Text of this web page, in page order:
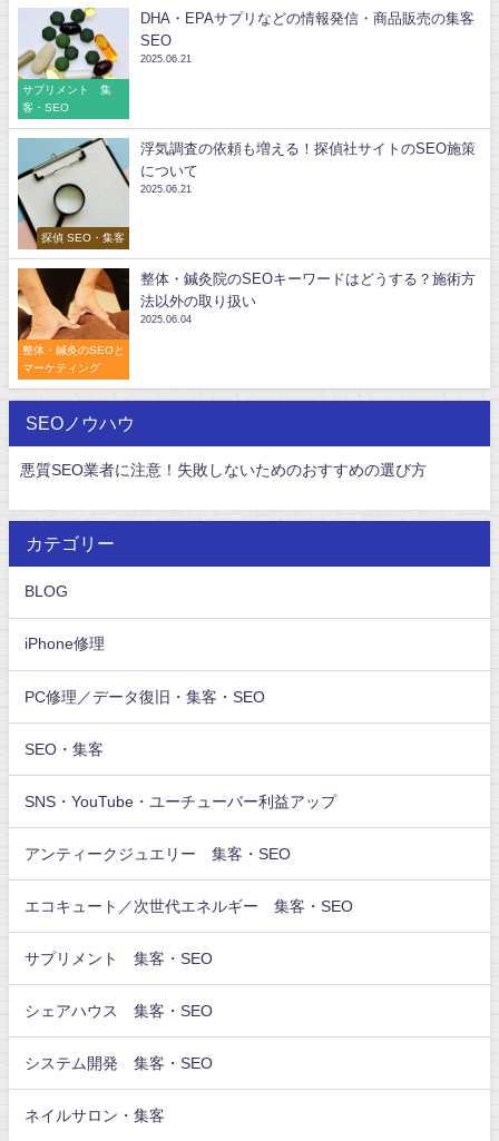
サプリメント 集
客・SEO
DHA・EPAサプリなどの情報発信・商品販売の集客
SEO
2025.06.21
探偵 SEO・集客
浮気調査の依頼も増える！探偵社サイトのSEO施策
について
2025.06.21
整体・鍼灸のSEOと
マーケティング
整体・鍼灸院のSEOキーワードはどうする？施術方
法以外の取り扱い
2025.06.04
SEOノウハウ
悪質SEO業者に注意！失敗しないためのおすすめの選び方
カテゴリー
BLOG
iPhone修理
PC修理／データ復旧・集客・SEO
SEO・集客
SNS・YouTube・ユーチューバー利益アップ
アンティークジュエリー 集客・SEO
エコキュート／次世代エネルギー 集客・SEO
サプリメント 集客・SEO
シェアハウス 集客・SEO
システム開発 集客・SEO
ネイルサロン・集客